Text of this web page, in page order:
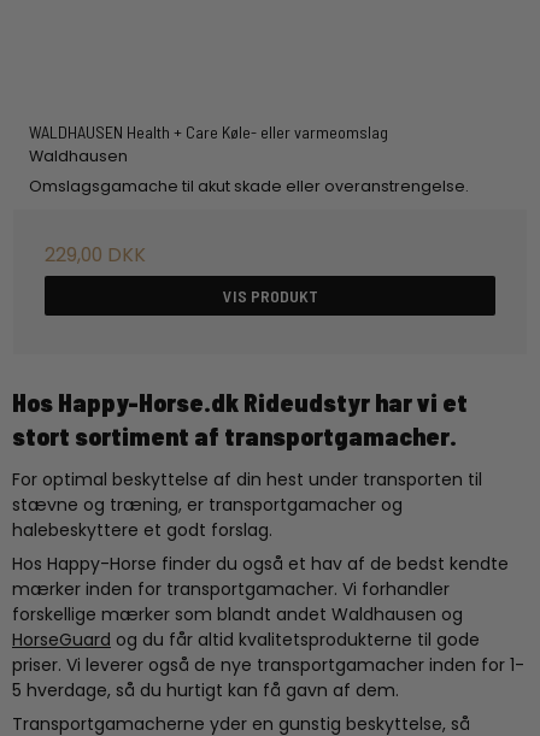
WALDHAUSEN Health + Care Køle- eller varmeomslag
Waldhausen
Omslagsgamache til akut skade eller overanstrengelse.
229,00 DKK
VIS PRODUKT
Hos Happy-Horse.dk Rideudstyr har vi et
stort sortiment af transportgamacher.
For optimal beskyttelse af din hest under transporten til
stævne og træning, er transportgamacher og
halebeskyttere et godt forslag.
Hos Happy-Horse finder du også et hav af de bedst kendte
mærker inden for transportgamacher. Vi forhandler
forskellige mærker som blandt andet Waldhausen og
HorseGuard og du får altid kvalitetsprodukterne til gode
priser. Vi leverer også de nye transportgamacher inden for 1-
5 hverdage, så du hurtigt kan få gavn af dem.
Transportgamacherne yder en gunstig beskyttelse, så